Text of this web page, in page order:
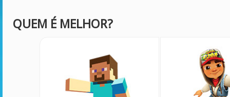
QUEM É MELHOR?